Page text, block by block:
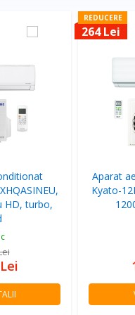
HD, turbo,
Lei
REDUCERE
264 Lei
Aparat
Kyato-